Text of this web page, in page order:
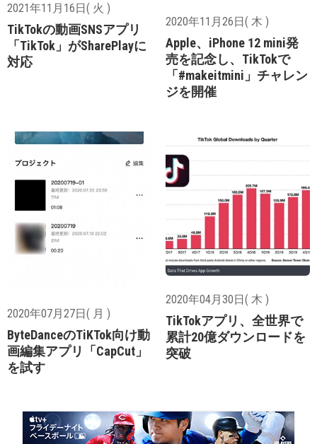
2021年11月16日( 火 )
TikTokの動画SNSアプリ
「TikTok」がSharePlayに
対応
2020年11月26日( 木 )
Apple、iPhone 12 mini発
売を記念し、TikTokで
「#makeitmini」チャレン
ジを開催
2020年07月27日( 月 )
ByteDanceのTiKTok向け動
画編集アプリ「CapCut」
を試す
2020年04月30日( 木 )
TikTokアプリ、全世界で
累計20億ダウンロードを
突破